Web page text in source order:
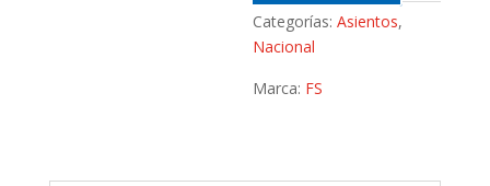
Categorías:Asientos,
Nacional
Marca: FS